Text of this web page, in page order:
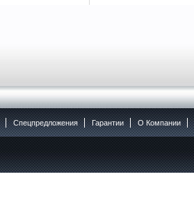
Спецпредложения Гарантии O Компании